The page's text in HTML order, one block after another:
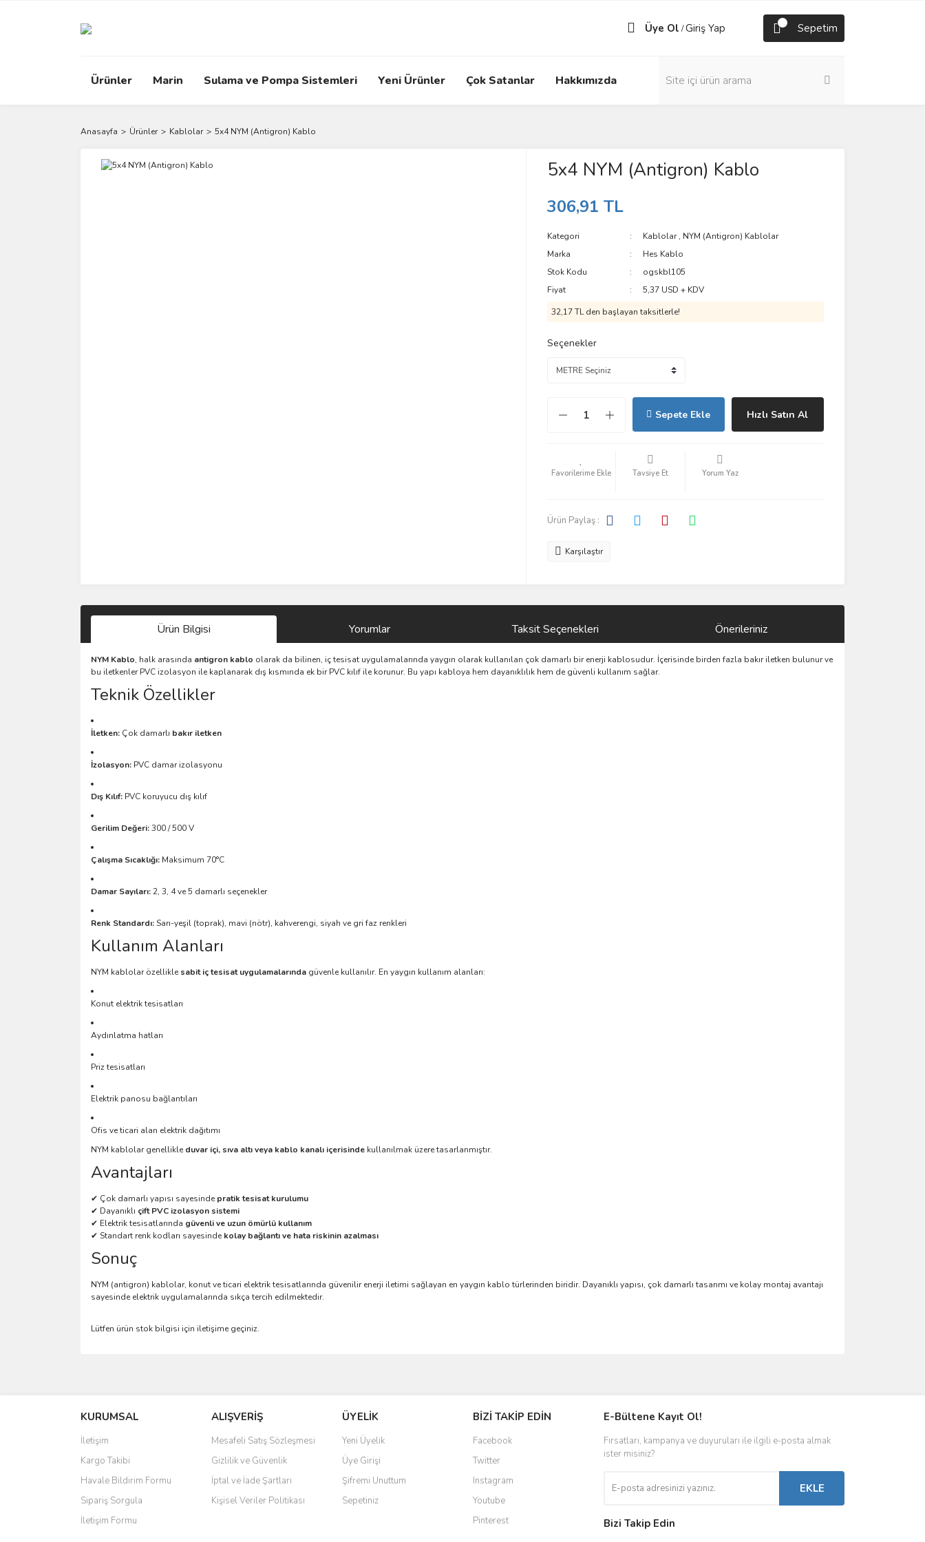
Üye Ol /Giriş Yap Sepetim
Ürünler Marin Sulama ve Pompa Sistemleri Yeni Ürünler Çok Satanlar Hakkımızda
Anasayfa Ürünler Kablolar 5x4 NYM (Antigron) Kablo
5x4 NYM (Antigron) Kablo
306,91 TL
Kategori Kablolar, NYM (Antigron) Kablolar
Marka
Hes Kablo
Stok Kodu
ogskbl105
Fiyat
5,37 USD + KDV
32,17 TL den başlayan taksitlerle!
Seçenekler
Sepete Ekle Hızlı Satın Al
Tavsiye Et Yorum Yaz
Ürün Paylaş :
Karşılaştır
Ürün Bilgisi Yorumlar Taksit Seçenekleri Önerileriniz
NYM Kablo, halk arasında antigron kablo olarak da bilinen, iç tesisat uygulamalarında yaygın olarak kullanılan çok damarlı bir enerji kablosudur. İçerisinde birden fazla bakır iletken bulunur ve
bu iletkenler PVC izolasyon ile kaplanarak dış kısmında ek bir PVC kılıf ile korunur. Bu yapı kabloya hem dayanıklılık hem de güvenli kullanım sağlar.
Teknik Özellikler
İletken: Çok damarlı bakır iletken
İzolasyon: PVC damar izolasyonu
Dış Kılıf: PVC koruyucu dış kılıf
Gerilim Değeri:300 / 500 V
Çalışma Sıcaklığı: Maksimum 70°C
Damar Sayıları:2, 3, 4 ve 5 damarlı seçenekler
Renk Standardı:Sarı-yeşil (toprak), mavi (nötr), kahverengi, siyah ve gri faz renkleri
Kullanım Alanları
NYM kablolar özellikle sabit iç tesisat uygulamalarında güvenle kullanılır. En yaygın kullanım alanları:
Konut elektrik tesisatları
Aydınlatma hatları
Priz tesisatları
Elektrik panosu bağlantıları
Ofis ve ticari alan elektrik dağıtımı
NYM kablolar genellikle duvar içi, sıva altı veya kablo kanalı içerisinde kullanılmak üzere tasarlanmıştır.
Avantajları
✔ Çok damarlı yapısı sayesinde pratik tesisat kurulumu
✔ Dayanıklı çift PVC izolasyon sistemi
✔ Elektrik tesisatlarında güvenli ve uzun ömürlü kullanım
✔ Standart renk kodları sayesinde kolay bağlantı ve hata riskinin azalması
Sonuç
NYM (antigron) kablolar, konut ve ticari elektrik tesisatlarında güvenilir enerji iletimi sağlayan en yaygın kablo türlerinden biridir. Dayanıklı yapısı, çok damarlı tasarımı ve kolay montaj avantajı
sayesinde elektrik uygulamalarında sıkça tercih edilmektedir.
Lütfen ürün stok bilgisi için iletişime geçiniz.
Ürün resmi kalitesiz, bozuk veya görüntülenemiyor.
Ürün açıklamasında eksik bilgiler bulunuyor.
Ürün bilgilerinde hatalar bulunuyor.
Ürün fiyatı diğer sitelerden daha pahalı.
Bu ürüne benzer farklı alternatifler olmalı.
KURUMSAL
İletişim
Kargo Takibi
Havale Bildirim Formu
Sipariş Sorgula
İletişim Formu
ALIŞVERİŞ
Mesafeli Satış Sözleşmesi
Gizlilik ve Güvenlik
İptal ve İade Şartları
Kişisel Veriler Politikası
ÜYELİK
Yeni Üyelik
Üye Girişi
Şifremi Unuttum
Sepetiniz
BİZİ TAKİP EDİN
Facebook
Twitter
Instagram
Youtube
Pinterest
E-Bültene Kayıt Ol!
Fırsatları, kampanya ve duyuruları ile ilgili e-posta almak
ister misiniz?
EKLE
Bizi Takip Edin